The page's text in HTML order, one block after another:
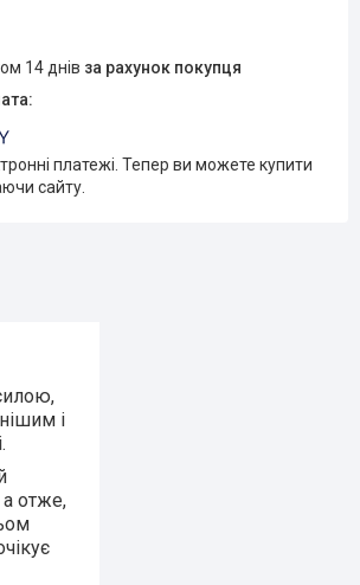
14 днів за рахунок покупця
платежі. Тепер ви можете купити
сайту.
і
а отже,